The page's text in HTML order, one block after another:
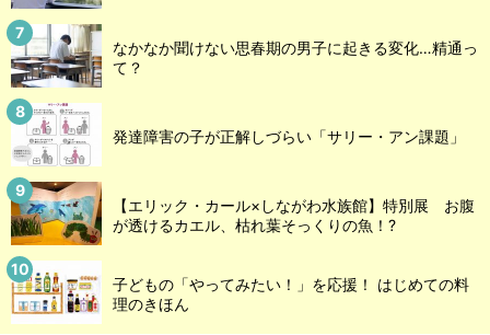
なかなか聞けない思春期の男子に起きる変化…精通っ
て？
発達障害の子が正解しづらい「サリー・アン課題」
【エリック・カール×しながわ水族館】特別展 お腹
が透けるカエル、枯れ葉そっくりの魚！?
子どもの「やってみたい！」を応援！ はじめての料
理のきほん